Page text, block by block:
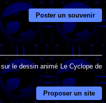
Poster un souvenir
le dessin animé Le Cyclope de
Proposer un site